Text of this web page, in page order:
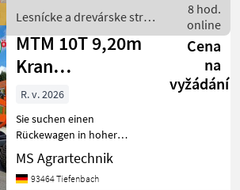
Rückewägen sind die
wahrscheinlich be
Lesnícke a drevárske stroje
/ MTM Forest
8 hod.
online
MTM 10T 9,20m
Kran
Auflaufbremse
Hydraulische
Bremse
Cena
na
vyžádání
R. v. 2026
Sie suchen einen
Rückewagen in hoher
Verarbeitungsqualität und
mit starken Hubkräften.
Dann sind Sie bei MTM
MS Agrartechnik
93464 Tiefenbach